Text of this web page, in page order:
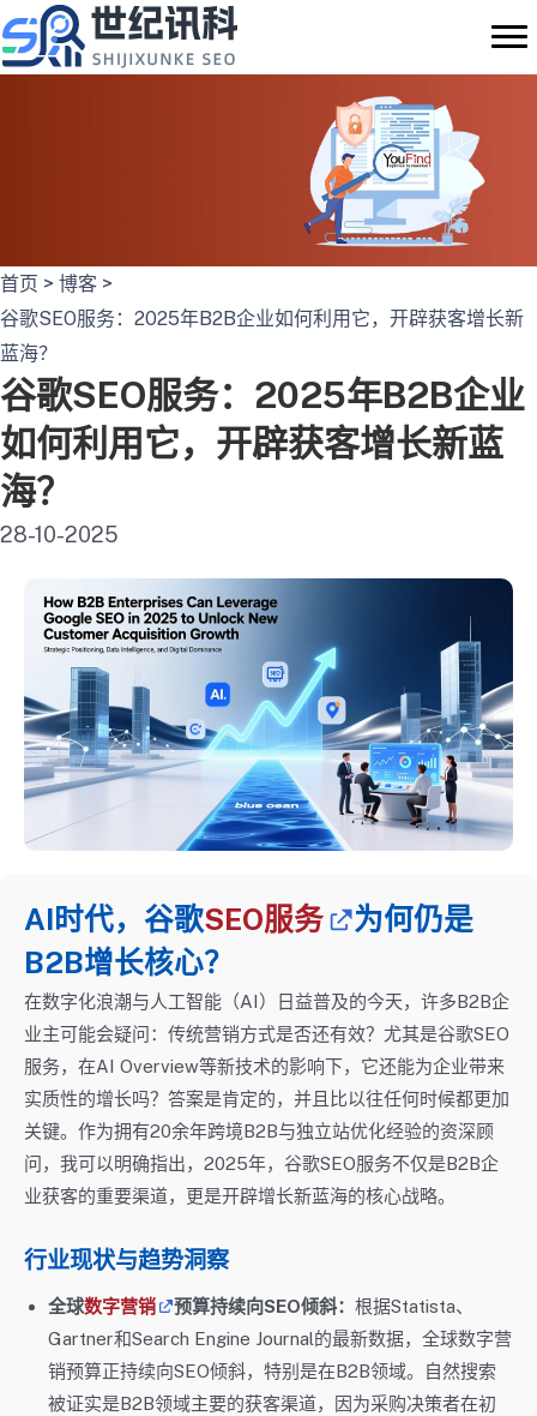
至
内
首页 > 博客 >
谷歌SEO服务：2025年B2B企业如何利用它，开辟获客增长新
蓝海？
谷歌SEO服务：2025年B2B企业
如何利用它，开辟获客增长新蓝
海？
28-10-2025
AI时代，谷歌SEO服务
为何仍是
B2B增长核心？
在数字化浪潮与人工智能（AI）日益普及的今天，许多B2B企
业主可能会疑问：传统营销方式是否还有效？尤其是谷歌SEO
服务，在AI Overview等新技术的影响下，它还能为企业带来
实质性的增长吗？答案是肯定的，并且比以往任何时候都更加
关键。作为拥有20余年跨境B2B与独立站优化经验的资深顾
问，我可以明确指出，2025年，谷歌SEO服务不仅是B2B企
业获客的重要渠道，更是开辟增长新蓝海的核心战略。
行业现状与趋势洞察
全球数字营销 预算持续向SEO倾斜：根据Statista、
Gartner和Search Engine Journal的最新数据，全球数字营
销预算正持续向SEO倾斜，特别是在B2B领域。自然搜索
被证实是B2B领域主要的获客渠道，因为采购决策者在初